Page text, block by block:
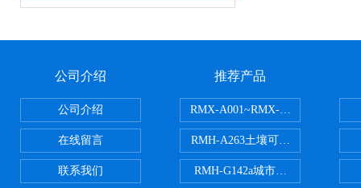
公司介绍
公司介绍
在线留言
联系我们
推荐产品
RMX-A001~RMX-A002丙烯酸涂
RMH-A263土壤可交换酸度分析标
RMH-G142a城市污水处理污泥中